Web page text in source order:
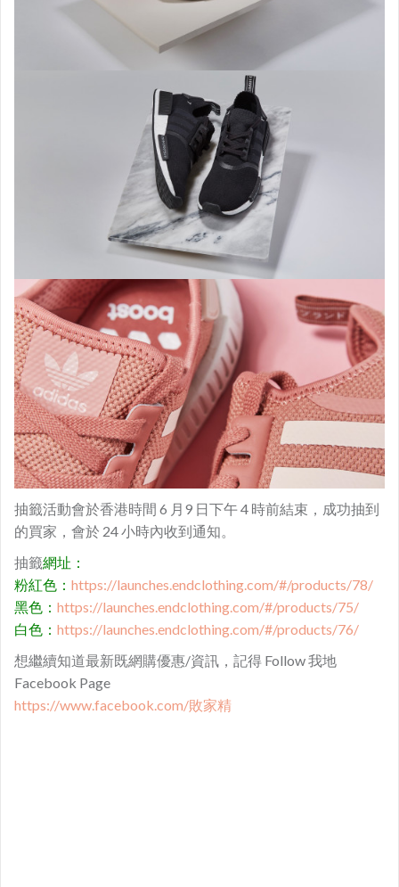
抽籤活動會於香港時間 6 月9 日下午 4 時前結束，成功抽到
的買家，會於 24 小時內收到通知。
抽籤網址：
粉紅色： https://launches.endclothing.com/#/products/78/
黑色： https://launches.endclothing.com/#/products/75/
白色： https://launches.endclothing.com/#/products/76/
想繼續知道最新既網購優惠/資訊，記得 Follow 我地
Facebook Page
https://www.facebook.com/敗家精